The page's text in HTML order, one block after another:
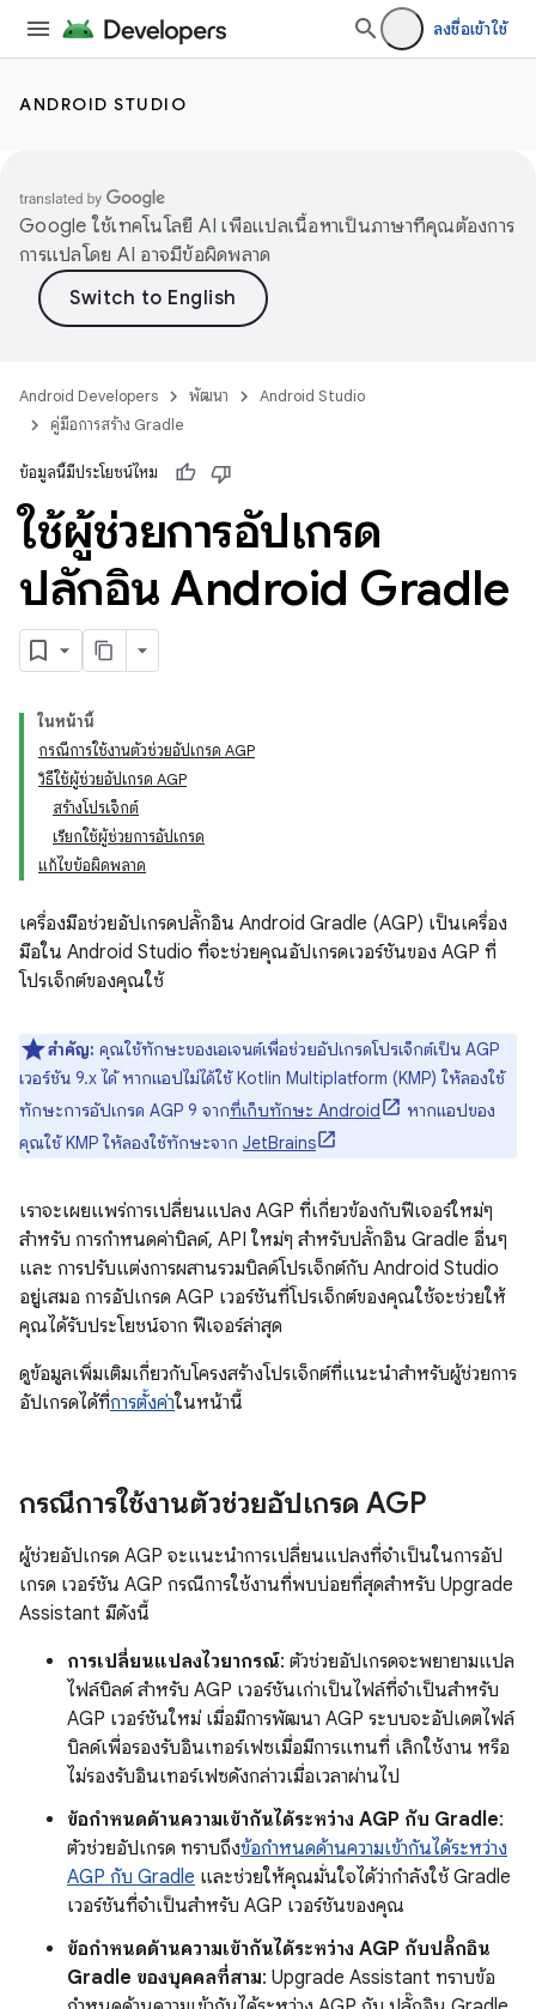
ลงชื่อเข้าใช้
ANDROID STUDIO
Google ใช้เทคโนโลยี AI เพื่อแปลเนื้อหาเป็นภาษาที่คุณต้องการ
การแปลโดย AI อาจมีข้อผิดพลาด
Android Developers พัฒนา
Android Studio
คู่มือการสร้าง Gradle
ข้อมูลนี้มีประโยชน์ไหม
ใช้ผู้ช่วยการอัปเกรด
ปลั๊กอิน Android Gradle
ในหน้านี้
กรณีการใช้งานตัวช่วยอัปเกรด AGP
วิธีใช้ผู้ช่วยอัปเกรด AGP
สร้างโปรเจ็กต์
เรียกใช้ผู้ช่วยการอัปเกรด
แก้ไขข้อผิดพลาด
เครื่องมือช่วยอัปเกรดปลั๊กอิน Android Gradle (AGP) เป็นเครื่อง
มือใน Android Studio ที่จะช่วยคุณอัปเกรดเวอร์ชันของ AGP ที่
โปรเจ็กต์ของคุณใช้
สำคัญ: คุณใช้ทักษะของเอเจนต์เพื่อช่วยอัปเกรดโปรเจ็กต์เป็น AGP
เวอร์ชัน 9.x ได้ หากแอปไม่ได้ใช้ Kotlin Multiplatform (KMP) ให้ลองใช้
ทักษะการอัปเกรด AGP 9 จากที่เก็บทักษะ Android
หากแอปของ
คุณใช้ KMP ให้ลองใช้ทักษะจาก JetBrains
เราจะเผยแพร่การเปลี่ยนแปลง AGP ที่เกี่ยวข้องกับฟีเจอร์ใหม่ๆ
สำหรับ การกำหนดค่าบิลด์, API ใหม่ๆ สำหรับปลั๊กอิน Gradle อื่นๆ
และ การปรับแต่งการผสานรวมบิลด์โปรเจ็กต์กับ Android Studio
อยู่เสมอ การอัปเกรด AGP เวอร์ชันที่โปรเจ็กต์ของคุณใช้จะช่วยให้
คุณได้รับประโยชน์จาก ฟีเจอร์ล่าสุด
ดูข้อมูลเพิ่มเติมเกี่ยวกับโครงสร้างโปรเจ็กต์ที่แนะนําสําหรับผู้ช่วยการ
อัปเกรดได้ที่การตั้งค่าในหน้านี้
กรณีการใช้งานตัวช่วยอัปเกรด AGP
ผู้ช่วยอัปเกรด AGP จะแนะนําการเปลี่ยนแปลงที่จําเป็นในการอัป
เกรด เวอร์ชัน AGP กรณีการใช้งานที่พบบ่อยที่สุดสำหรับ Upgrade
Assistant มีดังนี้
การเปลี่ยนแปลงไวยากรณ์: ตัวช่วยอัปเกรดจะพยายามแปล
ไฟล์บิลด์ สำหรับ AGP เวอร์ชันเก่าเป็นไฟล์ที่จำเป็นสำหรับ
AGP เวอร์ชันใหม่ เมื่อมีการพัฒนา AGP ระบบจะอัปเดตไฟล์
บิลด์เพื่อรองรับอินเทอร์เฟซเมื่อมีการแทนที่ เลิกใช้งาน หรือ
ไม่รองรับอินเทอร์เฟซดังกล่าวเมื่อเวลาผ่านไป
ข้อกำหนดด้านความเข้ากันได้ระหว่าง AGP กับ Gradle:
ตัวช่วยอัปเกรด ทราบถึงข้อกำหนดด้านความเข้ากันได้ระหว่าง
AGP กับ Gradle และช่วยให้คุณมั่นใจได้ว่ากำลังใช้ Gradle
เวอร์ชันที่จำเป็นสำหรับ AGP เวอร์ชันของคุณ
ข้อกำหนดด้านความเข้ากันได้ระหว่าง AGP กับปลั๊กอิน
Gradle ของบุคคลที่สาม: Upgrade Assistant ทราบข้อ